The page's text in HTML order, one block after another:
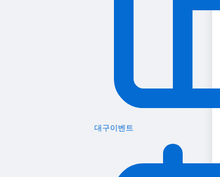
대구이벤트